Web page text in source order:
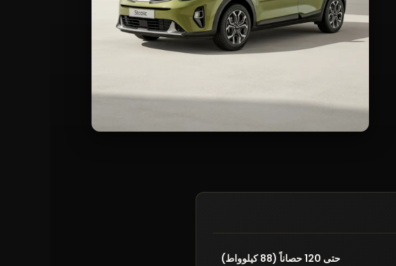
حتى 120 حصاناً (88 كيلوواط)